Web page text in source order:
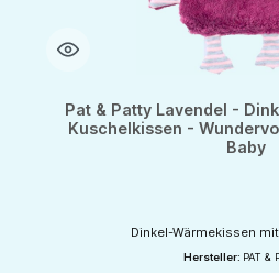
Pat & Patty Lavendel -
Kuschelkissen -
Baby
Dinkel-Wärmekissen
Hersteller: PAT &